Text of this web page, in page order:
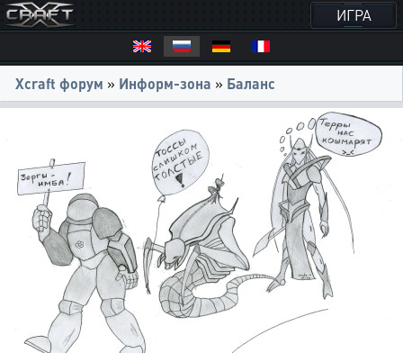
ИГРА
Xcraft форум » Информ-зона » Баланс